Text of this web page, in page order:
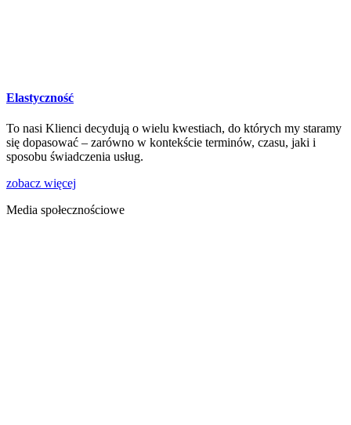
Elastyczność
To nasi Klienci decydują o wielu kwestiach, do których my staramy
się dopasować – zarówno w kontekście terminów, czasu, jaki i
sposobu świadczenia usług.
zobacz więcej
Media społecznościowe